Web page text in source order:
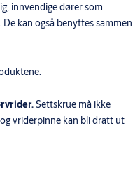
innvendige dører som
kan også benyttes sammen
Settskrue må ikke
vriderpinne kan bli dratt ut